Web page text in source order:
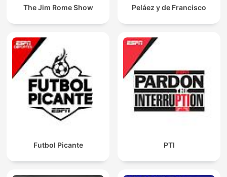
The Jim Rome Show Peláez y de Francisco
Futbol Picante PTI